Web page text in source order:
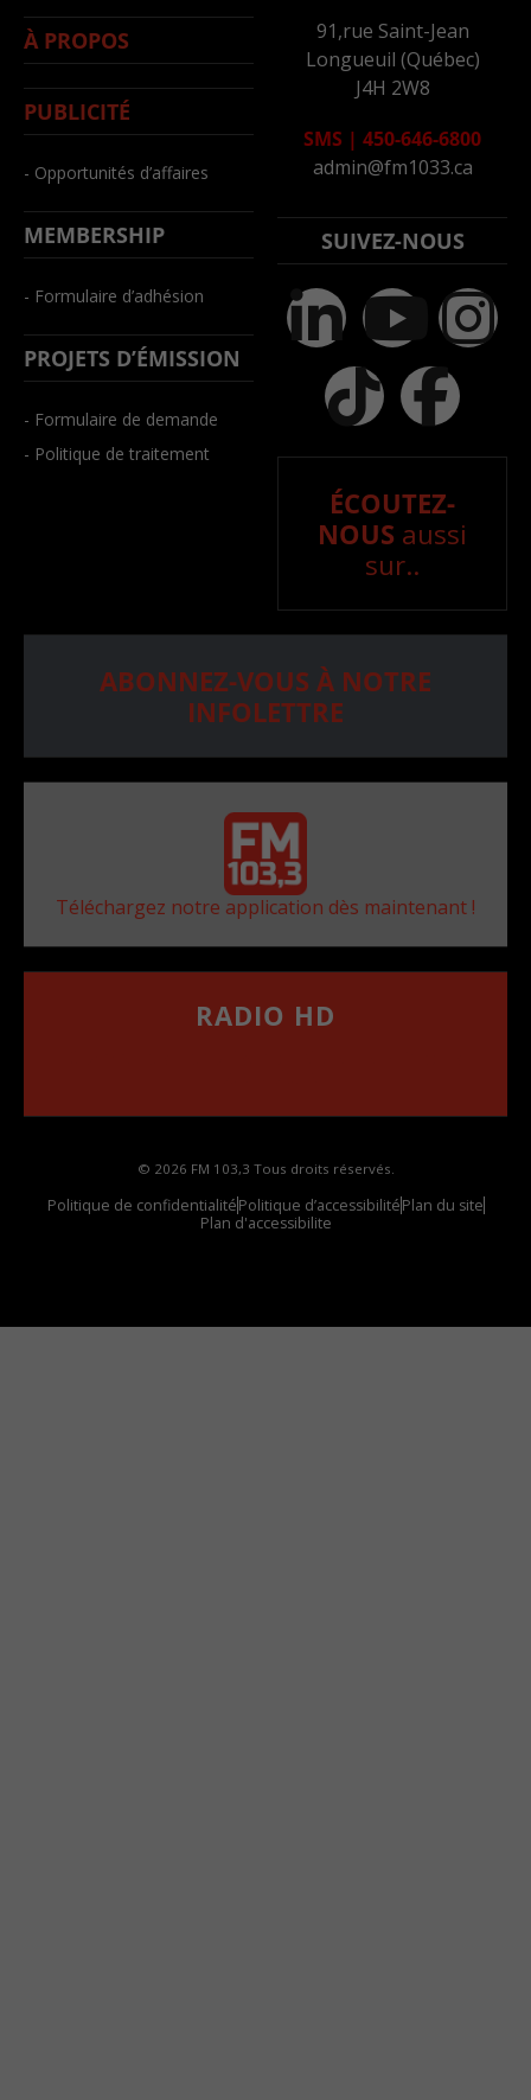
À PROPOS
PUBLICITÉ
- Opportunités d’affaires
MEMBERSHIP
- Formulaire d’adhésion
PROJETS D’ÉMISSION
- Formulaire de demande
- Politique de traitement
91,rue Saint-Jean
Longueuil (Québec)
J4H 2W8
SMS | 450-646-6800
admin@fm1033.ca
SUIVEZ-NOUS
ÉCOUTEZ-
NOUS aussi
sur..
ABONNEZ-VOUS À NOTRE
INFOLETTRE
Téléchargez notre application dès maintenant !
RADIO HD
© 2026 FM 103,3 Tous droits réservés.
Politique de confidentialitéPolitique d’accessibilitéPlan du site
Plan d'accessibilite